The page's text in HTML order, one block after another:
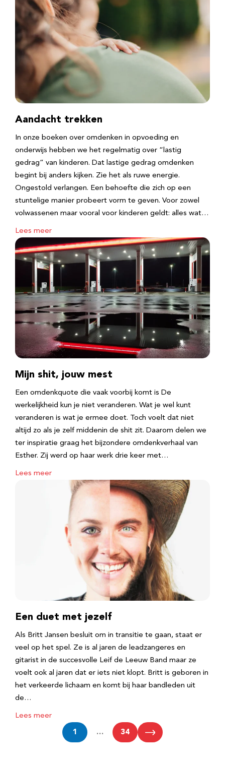
Aandacht trekken
In onze boeken over omdenken in opvoeding en
onderwijs hebben we het regelmatig over “lastig
gedrag” van kinderen. Dat lastige gedrag omdenken
begint bij anders kijken. Zie het als ruwe energie.
Ongestold verlangen. Een behoefte die zich op een
stuntelige manier probeert vorm te geven. Voor zowel
volwassenen maar vooral voor kinderen geldt: alles wat…
Lees meer
Mijn shit, jouw mest
Een omdenkquote die vaak voorbij komt is De
werkelijkheid kun je niet veranderen. Wat je wel kunt
veranderen is wat je ermee doet. Toch voelt dat niet
altijd zo als je zelf middenin de shit zit. Daarom delen we
ter inspiratie graag het bijzondere omdenkverhaal van
Esther. Zij werd op haar werk drie keer met…
Lees meer
Een duet met jezelf
Als Britt Jansen besluit om in transitie te gaan, staat er
veel op het spel. Ze is al jaren de leadzangeres en
gitarist in de succesvolle Leif de Leeuw Band maar ze
voelt ook al jaren dat er iets niet klopt. Britt is geboren in
het verkeerde lichaam en komt bij haar bandleden uit
de…
Lees meer
1 … 34